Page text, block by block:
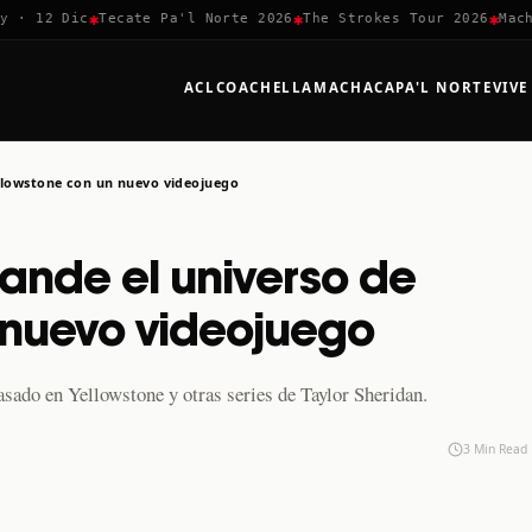
Dic ✱Tecate Pa'l Norte 2026✱The Strokes Tour 2026✱
ACLCOACHELLA MACHACAPA'L NORTE
con un nuevo videojuego
el universo de
videojuego
en Yellowstone y otras series de Taylor Sheridan.
3 Min Read